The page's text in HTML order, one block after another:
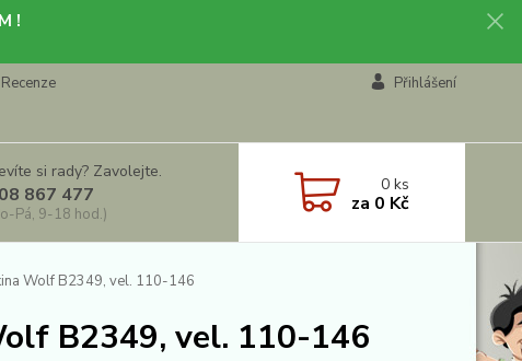
!
Recenze
Přihlášení
si rady? Zavolejte.
867 477
Pá, 9-18 hod.)
0ks
za 0 Kč
Wolf B2349, vel. 110-146
B2349, vel. 110-146